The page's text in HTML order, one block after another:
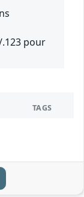
.123 pour
TAGS